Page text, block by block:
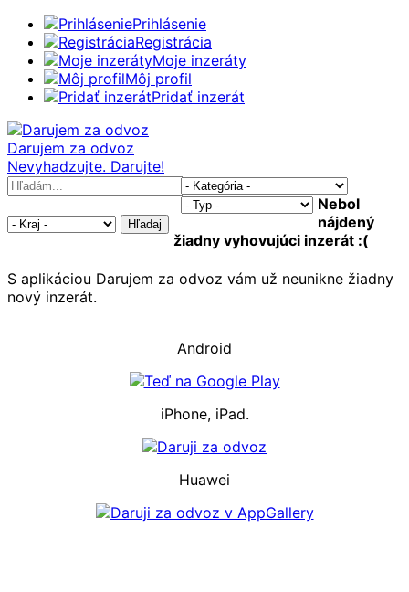
Prihlásenie
Registrácia
Moje inzeráty
Môj profil
Pridať inzerát
Darujem za odvoz
Nevyhadzujte. Darujte!
Hľadaj
Nebol
nájdený
žiadny vyhovujúci inzerát :(
S aplikáciou Darujem za odvoz vám už neunikne žiadny
nový inzerát.
Android
iPhone, iPad.
Huawei